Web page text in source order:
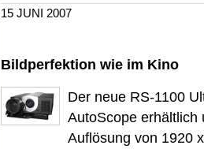
15 JUNI 2007
Bildperfektion wie im Kino
Der neue RS-1100
AutoScope erhältlich
Auflösung von 1920